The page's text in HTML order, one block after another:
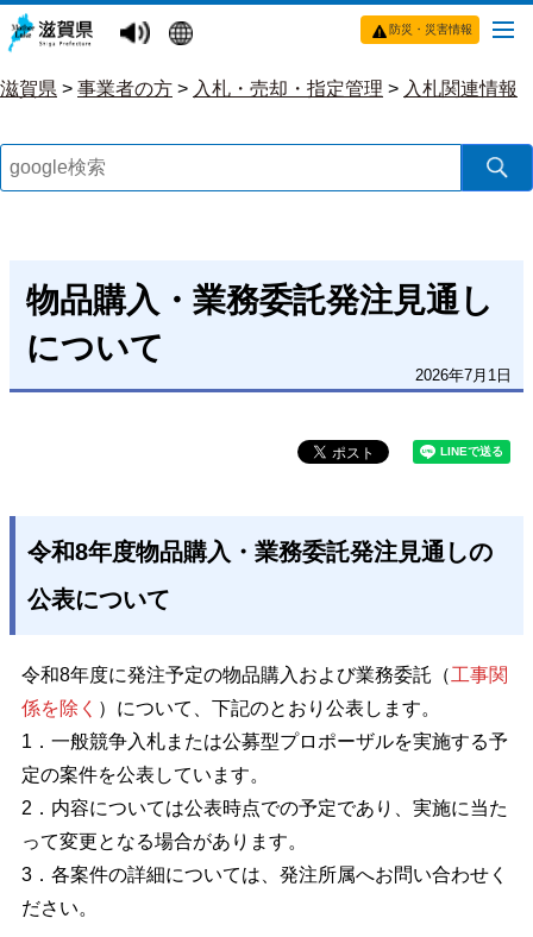
防災・災害情報
滋賀県 > 事業者の方 > 入札・売却・指定管理 > 入札関連情報
物品購入・業務委託発注見通し
について
2026年7月1日
令和8年度物品購入・業務委託発注見通しの
公表について
令和8年度に発注予定の物品購入および業務委託（工事関
係を除く ）について、下記のとおり公表します。
1．一般競争入札または公募型プロポーザルを実施する予
定の案件を公表しています。
2．内容については公表時点での予定であり、実施に当た
って変更となる場合があります。
3．各案件の詳細については、発注所属へお問い合わせく
ださい。